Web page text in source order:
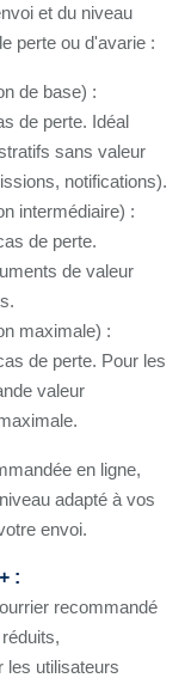
et du niveau
perte ou d'avarie :
de base) :
de perte. Idéal
sans valeur
notifications).
intermédiaire) :
de perte.
de valeur
maximale) :
de perte. Pour les
valeur
en ligne,
adapté à vos
envoi.
:
recommandé
les utilisateurs